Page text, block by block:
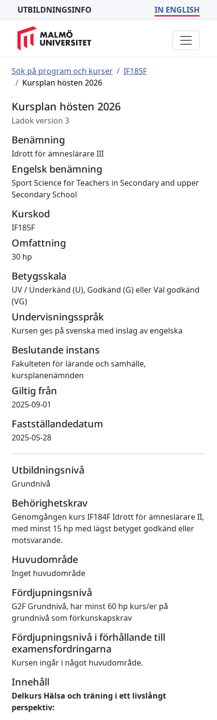
UTBILDNINGSINFO IN ENGLISH
Sök på program och kurser
IF185F
Kursplan hösten 2026
Kursplan hösten 2026
Ladok version 3
Benämning
Idrott för ämneslärare III
Engelsk benämning
Sport Science for Teachers in Secondary and upper
Secondary School
Kurskod
IF185F
Omfattning
30 hp
Betygsskala
UV/ Underkänd (U), Godkänd (G) eller Väl godkänd
(VG)
Undervisningsspråk
Kursen ges på svenska med inslag av engelska
Beslutande instans
Fakulteten för lärande och samhälle,
kursplanenämnden
Giltig från
2025-09-01
Fastställandedatum
2025-05-28
Utbildningsnivå
Grundnivå
Behörighetskrav
Genomgången kurs IF184F Idrott för ämneslärare II,
med minst 15 hp med lägst betyget godkänd eller
motsvarande.
Huvudområde
Inget huvudområde
Fördjupningsnivå
G2F Grundnivå, har minst 60 hp kurs/er på
grundnivå som förkunskapskrav
Fördjupningsnivå i förhållande till
examensfordringarna
Kursen ingår i något huvudområde.
Innehåll
Delkurs Hälsa och träning i ett livslångt
perspektiv: